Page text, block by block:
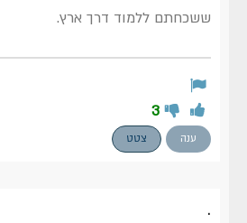
ששכחתם ללמוד דרך ארץ.
3
ענה צטט
.